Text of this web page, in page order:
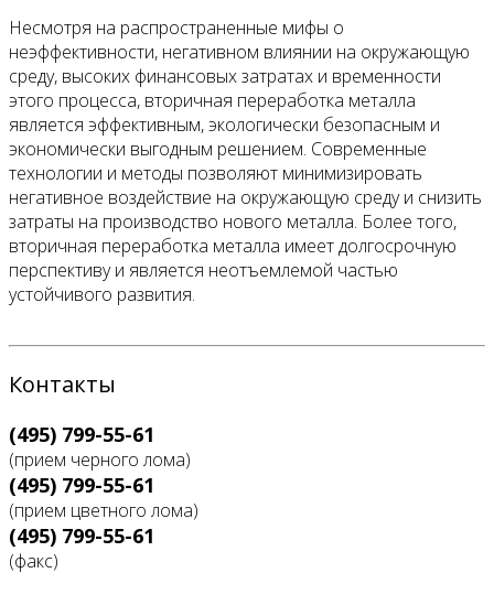
Несмотря на распространенные мифы о
неэффективности, негативном влиянии на окружающую
среду, высоких финансовых затратах и временности
этого процесса, вторичная переработка металла
является эффективным, экологически безопасным и
экономически выгодным решением. Современные
технологии и методы позволяют минимизировать
негативное воздействие на окружающую среду и снизить
затраты на производство нового металла. Более того,
вторичная переработка металла имеет долгосрочную
перспективу и является неотъемлемой частью
устойчивого развития.
Контакты
(495) 799-55-61
(прием черного лома)
(495) 799-55-61
(прием цветного лома)
(495) 799-55-61
(факс)